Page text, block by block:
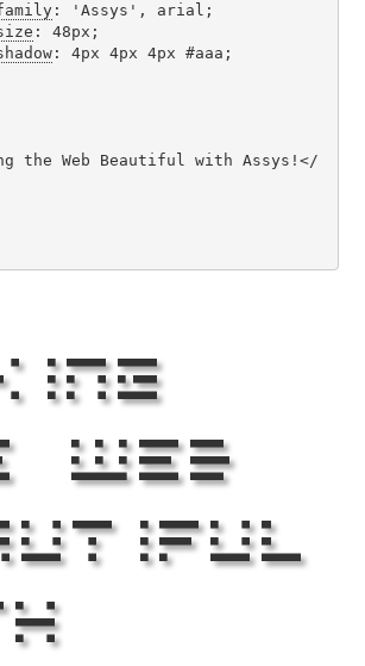
: 'Assys', arial;
: 48px;
: 4px 4px 4px #aaa;
Web